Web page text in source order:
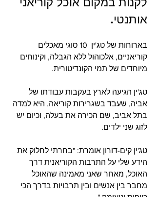
אותנטי.
בארוחות של טג'ין  10 סוגי מאכלים
קוריאניים, אלכוהול ללא הגבלה, וקינוחים
מיוחדים של תמי הקונדיטורית.
טג'ין הגיעה לארץ בעקבות עבודתו של
אביה, שעבד בשגרירות קוריאה. היא למדה
בתל אביב, שם הכירה את בעלה, וכיום יש
לזוג שני ילדים.
טג'ין קים-דורון אומרת: "בחרתי לחלוק את
הידע שלי על התרבות הקוריאנית דרך
האוכל, מאחר שאני מאמינה שהאוכל
מחבר בין אנשים ובין תרבויות בדרך הכי